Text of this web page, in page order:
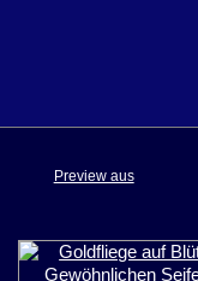
Preview aus